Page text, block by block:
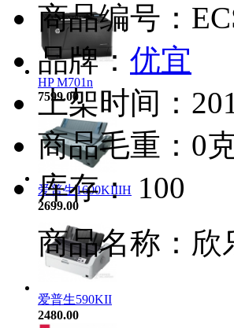
HP M701n
7599.00
爱普生1600KIIIH
2699.00
爱普生590KII
2480.00
商品编号：
品牌： 优宜
上架时间：
商品毛重：0
库存： 100
商品名称： 欣